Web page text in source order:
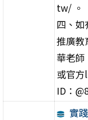
tw/ 。
四、如
推廣教
華老師
或官
ID：
實